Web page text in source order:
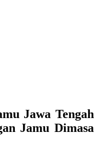
Jawa Tengah
Jamu Dimasa